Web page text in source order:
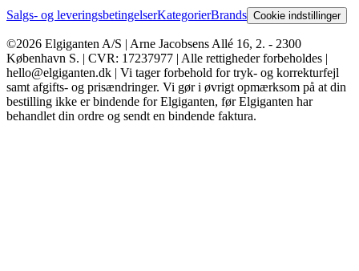
Salgs- og leveringsbetingelserKategorierBrands Cookie indstillinger
©2026 Elgiganten A/S | Arne Jacobsens Allé 16, 2. - 2300
København S. | CVR: 17237977 | Alle rettigheder forbeholdes |
hello@elgiganten.dk | Vi tager forbehold for tryk- og korrekturfejl
samt afgifts- og prisændringer. Vi gør i øvrigt opmærksom på at din
bestilling ikke er bindende for Elgiganten, før Elgiganten har
behandlet din ordre og sendt en bindende faktura.